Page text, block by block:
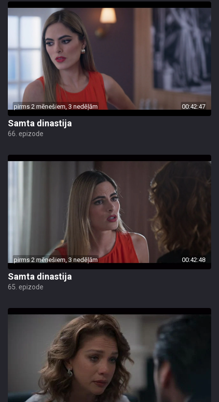
pirms 2 mēnešiem, 3 nedēļām 00:42:47
Samta dinastija
66. epizode
pirms 2 mēnešiem, 3 nedēļām 00:42:48
Samta dinastija
65. epizode